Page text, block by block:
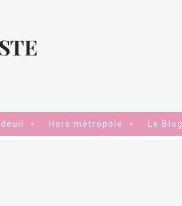
Hors métropole Le Blog